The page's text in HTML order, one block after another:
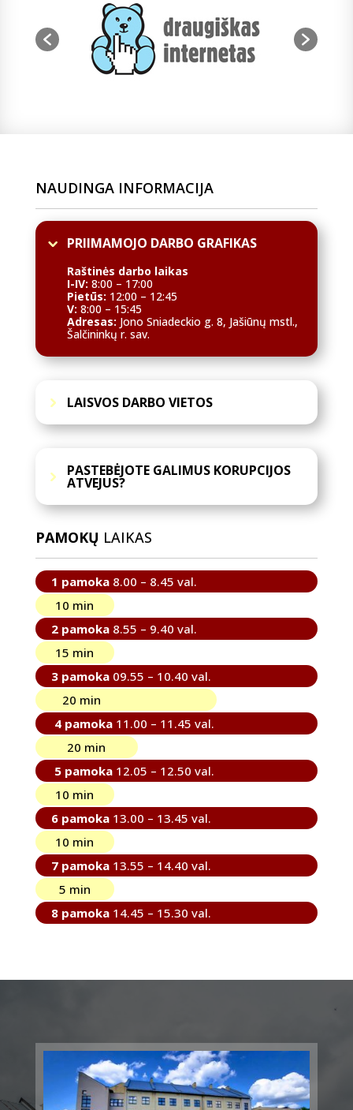
NAUDINGA INFORMACIJA
PRIIMAMOJO DARBO GRAFIKAS
Raštinės darbo laikas
I-IV: 8:00 – 17:00
Pietūs: 12:00 – 12:45
V: 8:00 – 15:45
Adresas: Jono Sniadeckio g. 8, Jašiūnų mstl.,
Šalčininkų r. sav.
LAISVOS DARBO VIETOS
PASTEBĖJOTE GALIMUS KORUPCIJOS
ATVEJUS?
PAMOKŲ LAIKAS
1 pamoka8.00 – 8.45 val.
10 min
2 pamoka8.55 – 9.40 val.
15 min
3 pamoka 09.55 – 10.40 val.
20 min
4 pamoka11.00 – 11.45 val.
20 min
5 pamoka12.05 – 12.50 val.
10 min
6 pamoka13.00 – 13.45 val.
10 min
7 pamoka13.55 – 14.40 val.
5 min
8 pamoka14.45 – 15.30 val.